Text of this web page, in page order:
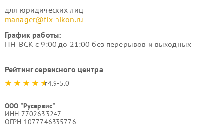
для юридических лиц
manager@fix-nikon.ru
График работы:
ПН-ВСК с 9:00 до 21:00 без перерывов и выходных
Рейтинг сервисного центра
4.9-5.0
ООО "Русервис"
ИНН 7702633247
ОГРН 1077746335776